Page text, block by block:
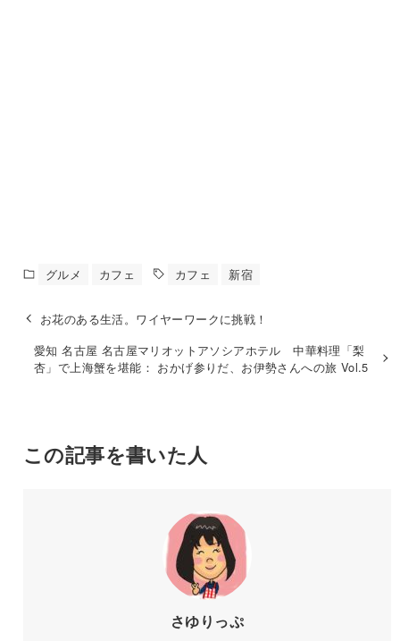
グルメ カフェ カフェ 新宿
愛知 名古屋 名古屋マリオットアソシアホテル 中華料理「梨
杏」で上海蟹を堪能： おかげ参りだ、お伊勢さんへの旅 Vol.5
この記事を書いた人
さゆりっぷ